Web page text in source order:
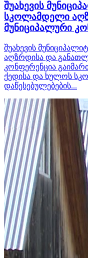
შუახევის
სკოლამდელი
მუნიციპალური
შუახევის
აღზრდისა და
კონფერენცია
ქედისა და ხულოს
დაწესებულებების...